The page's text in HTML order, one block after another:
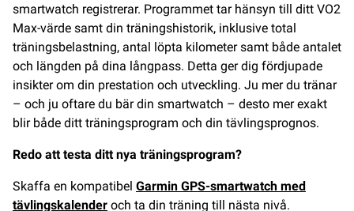
smartwatch registrerar. Programmet tar hänsyn till ditt VO2
Max-värde samt din träningshistorik, inklusive total
träningsbelastning, antal löpta kilometer samt både antalet
och längden på dina långpass. Detta ger dig fördjupade
insikter om din prestation och utveckling. Ju mer du tränar
– och ju oftare du bär din smartwatch – desto mer exakt
blir både ditt träningsprogram och din tävlingsprognos.
Redo att testa ditt nya träningsprogram?
Skaffa en kompatibel Garmin GPS-smartwatch med
tävlingskalender och ta din träning till nästa nivå.